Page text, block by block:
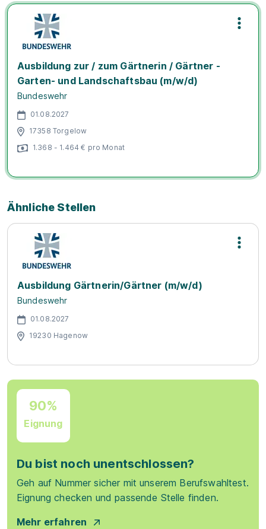
Ausbildung zur / zum Gärtnerin / Gärtner -
Garten- und Landschaftsbau (m/w/d)
Bundeswehr
01.08.2027
17358 Torgelow
1.368 - 1.464 € pro Monat
Ähnliche Stellen
Ausbildung Gärtnerin/Gärtner (m/w/d)
Bundeswehr
01.08.2027
19230 Hagenow
90%
Eignung
Du bist noch unentschlossen?
Geh auf Nummer sicher mit unserem Berufswahltest.
Eignung checken und passende Stelle finden.
Mehr erfahren